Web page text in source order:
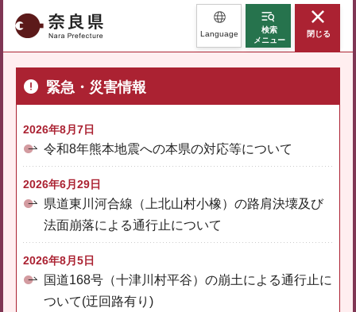
奈良県 Language
検索
メニュー
閉じる
緊急・災害情報
2026年8月7日
令和8年熊本地震への本県の対応等について
2026年6月29日
県道東川河合線（上北山村小橡）の路肩決壊及び
法面崩落による通行止について
2026年8月5日
国道168号（十津川村平谷）の崩土による通行止に
ついて(迂回路有り)